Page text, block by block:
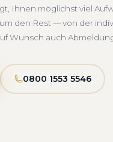
Ihnen möglichst viel
den Rest — von der
Wunsch auch
0800 1553 5546